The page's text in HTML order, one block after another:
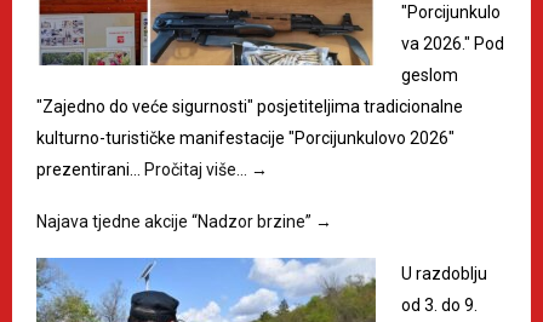
"Porcijunkulo
va 2026." Pod
geslom
"Zajedno do veće sigurnosti" posjetiteljima tradicionalne
kulturno-turističke manifestacije "Porcijunkulovo 2026"
prezentirani…
Pročitaj više… →
Najava tjedne akcije “Nadzor brzine” →
U razdoblju
od 3. do 9.